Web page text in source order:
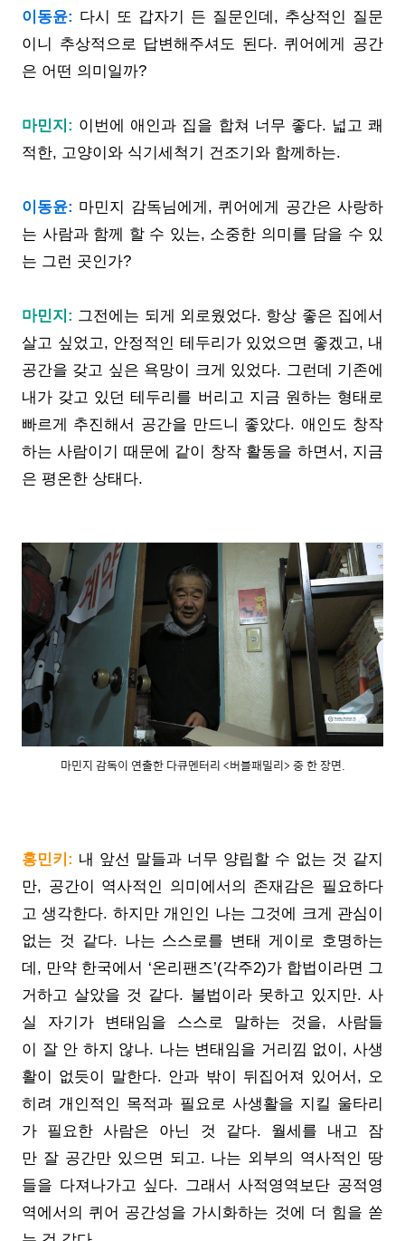
이동윤: 다시 또 갑자기 든 질문인데, 추상적인 질문
이니 추상적으로 답변해주셔도 된다. 퀴어에게 공간
은 어떤 의미일까?
마민지: 이번에 애인과 집을 합쳐 너무 좋다. 넓고 쾌
적한, 고양이와 식기세척기 건조기와 함께하는.
이동윤: 마민지 감독님에게, 퀴어에게 공간은 사랑하
는 사람과 함께 할 수 있는, 소중한 의미를 담을 수 있
는 그런 곳인가?
마민지: 그전에는 되게 외로웠었다. 항상 좋은 집에서
살고 싶었고, 안정적인 테두리가 있었으면 좋겠고, 내
공간을 갖고 싶은 욕망이 크게 있었다. 그런데 기존에
내가 갖고 있던 테두리를 버리고 지금 원하는 형태로
빠르게 추진해서 공간을 만드니 좋았다. 애인도 창작
하는 사람이기 때문에 같이 창작 활동을 하면서, 지금
은 평온한 상태다.
마민지 감독이 연출한 다큐멘터리 <버블패밀리> 중 한 장면.
홍민키: 내 앞선 말들과 너무 양립할 수 없는 것 같지
만, 공간이 역사적인 의미에서의 존재감은 필요하다
고 생각한다. 하지만 개인인 나는 그것에 크게 관심이
없는 것 같다. 나는 스스로를 변태 게이로 호명하는
데, 만약 한국에서 ‘온리팬즈’(각주2)가 합법이라면 그
거하고 살았을 것 같다. 불법이라 못하고 있지만. 사
실 자기가 변태임을 스스로 말하는 것을, 사람들
이 잘 안 하지 않나. 나는 변태임을 거리낌 없이, 사생
활이 없듯이 말한다. 안과 밖이 뒤집어져 있어서, 오
히려 개인적인 목적과 필요로 사생활을 지킬 울타리
가 필요한 사람은 아닌 것 같다. 월세를 내고 잠
만 잘 공간만 있으면 되고. 나는 외부의 역사적인 땅
들을 다져나가고 싶다. 그래서 사적영역보단 공적영
역에서의 퀴어 공간성을 가시화하는 것에 더 힘을 쏟